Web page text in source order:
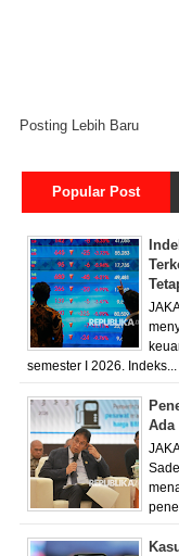
Posting Lebih Baru
Popular Post
semester I 2026. Indeks...
Ada